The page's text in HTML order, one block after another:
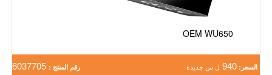
OEM WU650
السعر: 940 ل س جديدة رقم المنتج :